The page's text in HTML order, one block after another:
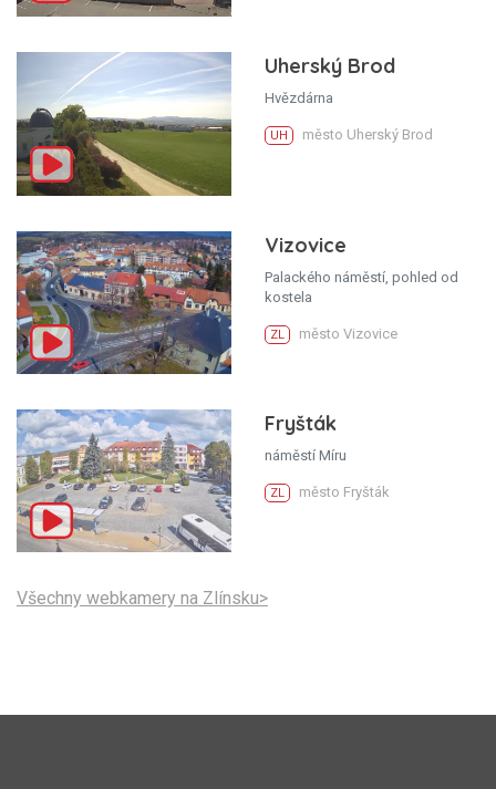
Uherský Brod
Hvězdárna
UH město Uherský Brod
Vizovice
Palackého náměstí, pohled od
kostela
ZL město Vizovice
Fryšták
náměstí Míru
ZL město Fryšták
Všechny webkamery na Zlínsku>